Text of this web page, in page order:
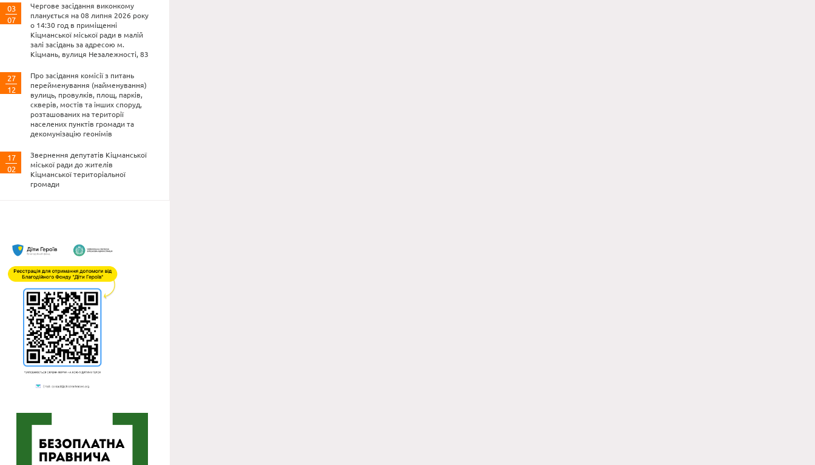
03
07
Чергове засідання виконкому
планується на 08 липня 2026 року
о 14:30 год в приміщенні
Кіцманської міської ради в малій
залі засідань за адресою м.
Кіцмань, вулиця Незалежності, 83
27
12
Про засідання комісії з питань
перейменування (найменування)
вулиць, провулків, площ, парків,
скверів, мостів та інших споруд,
розташованих на території
населених пунктів громади та
декомунізацію геонімів
17
02
Звернення депутатів Кіцманської
міської ради до жителів
Кіцманської територіальної
громади